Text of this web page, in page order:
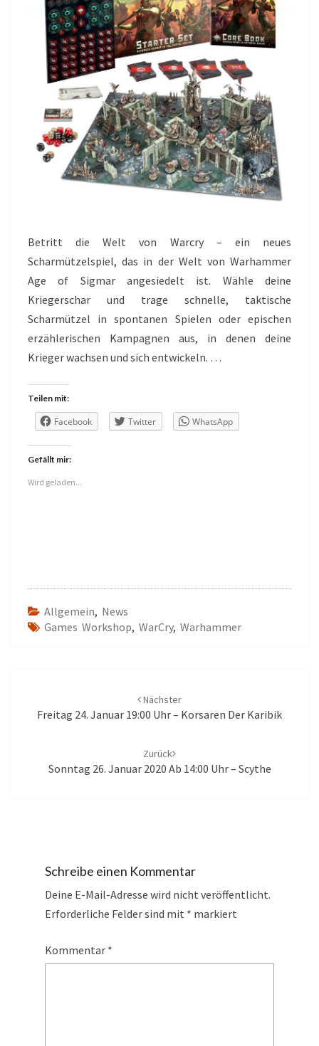
Betritt die Welt von Warcry – ein neues
Scharmützelspiel, das in der Welt von Warhammer
Age of Sigmar angesiedelt ist. Wähle deine
Kriegerschar und trage schnelle, taktische
Scharmützel in spontanen Spielen oder epischen
erzählerischen Kampagnen aus, in denen deine
Krieger wachsen und sich entwickeln. …
Teilen mit:
Facebook Twitter WhatsApp
Gefällt mir:
Wird geladen...
Allgemein, News
Games Workshop, WarCry, Warhammer
Nächster
Freitag 24. Januar 19:00 Uhr – Korsaren Der Karibik
Zurück
Sonntag 26. Januar 2020 Ab 14:00 Uhr – Scythe
Schreibe einen Kommentar
Deine E-Mail-Adresse wird nicht veröffentlicht.
Erforderliche Felder sind mit * markiert
Kommentar *